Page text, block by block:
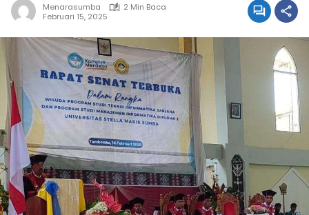
Menarasumba
2 Min Baca
Februari 15, 2025